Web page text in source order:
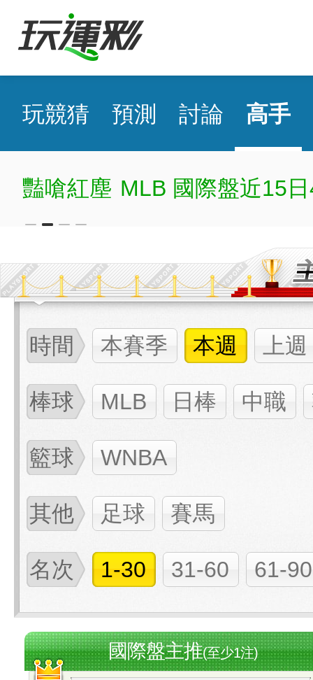
玩競猜 預測 討論 高手
豔嗆紅塵 MLB 國際盤近15
時間 本賽季 本週 上週
棒球 MLB 日棒 中職
籃球 WNBA
其他 足球 賽馬
名次 1-30 31-60 61-90
國際盤主推(至少1注)